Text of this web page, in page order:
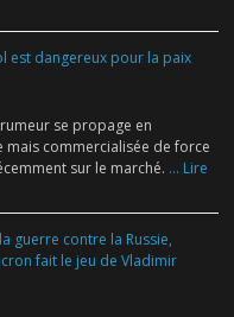
est dangereux pour la paix
se propage en
mais commercialisée de force
sur le marché. ... Lire
guerre contre la Russie,
fait le jeu de Vladimir